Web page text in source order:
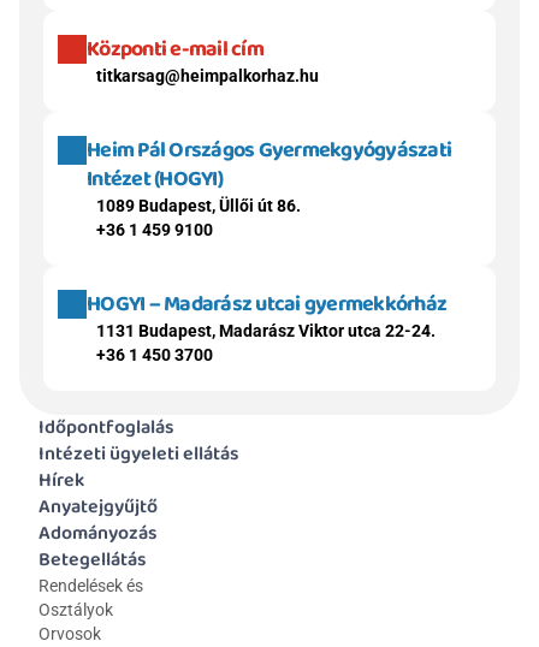
Központi e-mail cím
titkarsag@heimpalkorhaz.hu
Heim Pál Országos Gyermekgyógyászati
Intézet (HOGYI)
1089 Budapest, Üllői út 86.
+36 1 459 9100
HOGYI – Madarász utcai gyermekkórház
1131 Budapest, Madarász Viktor utca 22-24.
+36 1 450 3700
Időpontfoglalás
Intézeti ügyeleti ellátás
Hírek
Anyatejgyűjtő
Adományozás
Betegellátás
Rendelések és
Osztályok
Orvosok